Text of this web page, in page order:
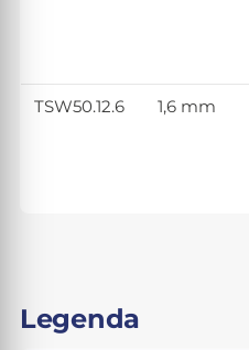
TSW50.12.6 1,6 mm
Legenda